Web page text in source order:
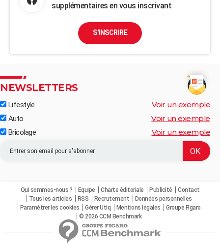
supplémentaires en vous inscrivant
S'INSCRIRE
NEWSLETTERS
Lifestyle Voir un exemple
Auto Voir un exemple
Bricolage Voir un exemple
Qui sommes-nous ? Equipe Charte éditoriale Publicité
Contact
Tous les articles
RSS Recrutement
Données personnelles
Paramétrer les cookies
Gérer Utiq Mentions légales
Groupe Figaro
© 2026 CCM Benchmark